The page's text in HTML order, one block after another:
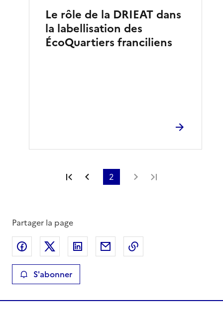
Le rôle de la DRIEAT dans
la labellisation des
ÉcoQuartiers franciliens
Première page
Page précédente
2 Page suivante
Partager la page
Partager sur Facebook
Partager sur XPartager sur LinkedIn
Partager par email
S'abonner